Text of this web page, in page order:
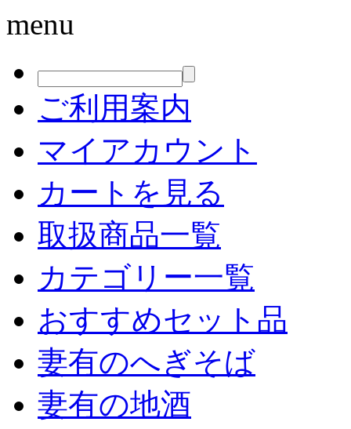
menu
ご利用案内
マイアカウント
カートを見る
取扱商品一覧
カテゴリー一覧
おすすめセット品
妻有のへぎそば
妻有の地酒